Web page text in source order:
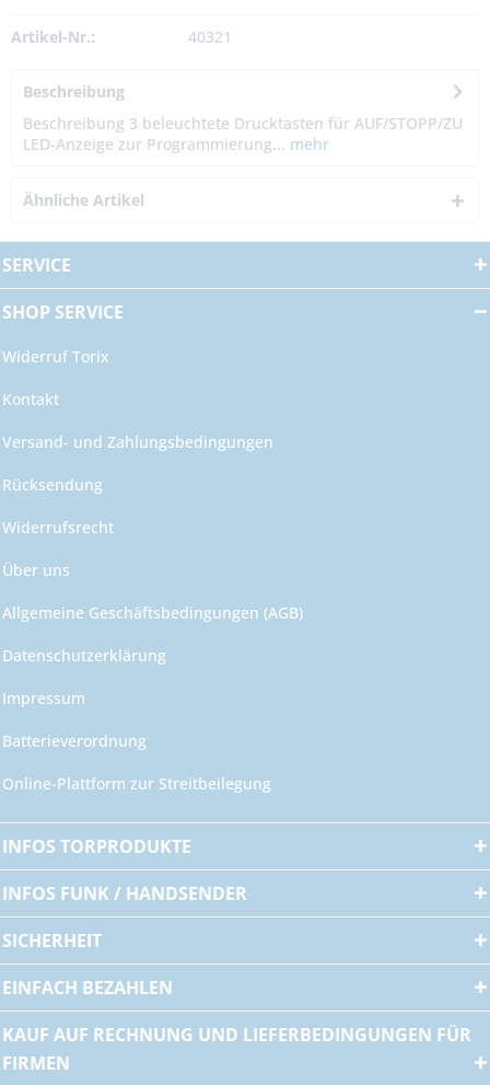
Artikel-Nr.: 40321
Beschreibung
Beschreibung 3 beleuchtete Drucktasten für AUF/STOPP/ZU
LED-Anzeige zur Programmierung... mehr
Ähnliche Artikel
SERVICE
SHOP SERVICE
Widerruf Torix
Kontakt
Versand- und Zahlungsbedingungen
Rücksendung
Widerrufsrecht
Über uns
Allgemeine Geschäftsbedingungen (AGB)
Datenschutzerklärung
Impressum
Batterieverordnung
Online-Plattform zur Streitbeilegung
INFOS TORPRODUKTE
INFOS FUNK / HANDSENDER
SICHERHEIT
EINFACH BEZAHLEN
KAUF AUF RECHNUNG UND LIEFERBEDINGUNGEN FÜR
FIRMEN